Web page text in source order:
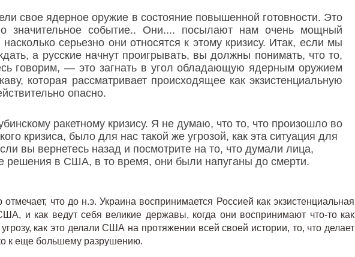
свое ядерное оружие в состояние повышенной готовности. Это
значительное событие.. Они.... посылают нам очень мощный
серьезно они относятся к этому кризису. Итак, если мы
а русские начнут проигрывать, вы должны понимать, что то,
говорим, — это загнать в угол обладающую ядерным оружием
которая рассматривает происходящее как экзистенциальную
опасно.
ракетному кризису. Я не думаю, что то, что произошло во
кризиса, было для нас такой же угрозой, как эта ситуация для
вы вернетесь назад и посмотрите на то, что думали лица,
решения в США, в то время, они были напуганы до смерти.
что до н.э. Украина воспринимается Россией как экзистенциальная
и как ведут себя великие державы, когда они воспринимают что-то как
как это делали США на протяжении всей своей истории, то, что делает
к еще большему разрушению.